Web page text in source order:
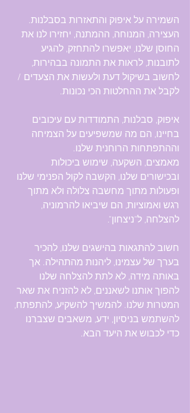
השמירה על איפוק והתאזרות בסבלנות.
העצירה, המנוחה, ההמתנה, יחזירו לנו את
החוסן שלנו, יאפשרו להתחזק, להגיע
לתובנות, לראות את התמונה בבהירות,
לחשוב בשיקול דעת ולעשות את הצעדים /
לקבל את ההחלטות הכי נכונות.
איפוק, סבלנות, התמודדות עם עיכובים
בחיינו, הם מה שמשפיעים על הצמיחה
וההתפתחות הרוחנית שלנו.
מאמצים, השקעה, שימוש ביכולות
ובכישורים שלנו, הקשבה לקול הפנימי שלנו
ופעולות מתוך מחשבה צלולה ולא מתוך
רגש ואמוציות, הם שיביאו להרמוניה,
להצלחה, ל"ניצחון".
חשוב להתגאות בהישגים שלנו, להכיר
בערך של עצמינו, ליהנות מהתהילה. אך
באותה מידה, לא לתת להצלחה שלנו
להפוך אותנו לשאננים, לא להזניח את שאר
המטרות שלנו. להמשיך להשקיע, להתפתח,
להשתמש בניסיון, ידע, משאבים שצברנו
כדי לכבוש את היעד הבא.